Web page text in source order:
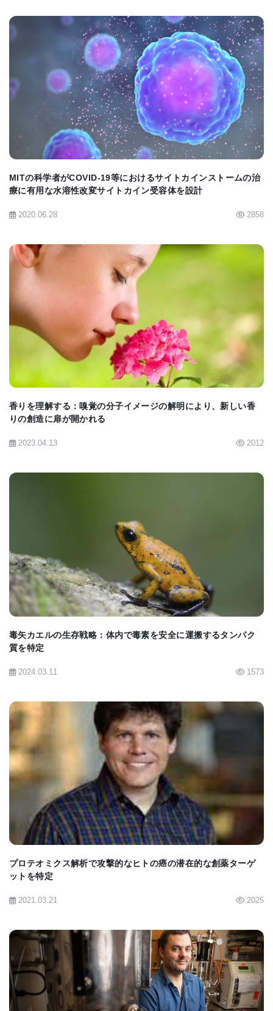
BIOMARKET JP
MITの科学者がCOVID-19等におけるサイトカインストームの治
療に有用な水溶性改変サイトカイン受容体を設計
2020.06.28 2858
BIOMARKET JP
香りを理解する：嗅覚の分子イメージの解明により、新しい香
りの創造に扉が開かれる
2023.04.13 2012
BIOMARKET JP
毒矢カエルの生存戦略：体内で毒素を安全に運搬するタンパク
質を特定
2024.03.11 1573
BIOMARKET JP
プロテオミクス解析で攻撃的なヒトの癌の潜在的な創薬ターゲ
ットを特定
2021.03.21 2025
BIOMARKET JP